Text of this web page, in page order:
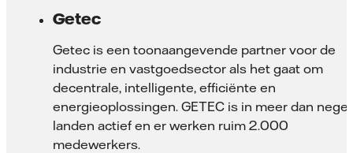
Getec
Getec is een toonaangevende partner voor de
industrie en vastgoedsector als het gaat om
decentrale, intelligente, efficiënte en
energieoplossingen. GETEC is in meer dan
landen actief en er werken ruim 2.000
medewerkers.